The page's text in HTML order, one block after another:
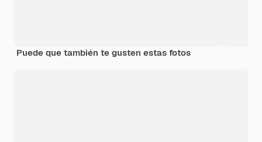
Puede que también te gusten estas fotos